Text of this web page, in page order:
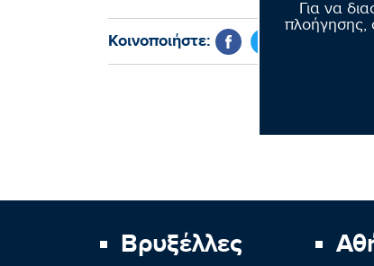
Για να
πλοήγησης,
Κοινοποιήστε:
Βρυξέλλες